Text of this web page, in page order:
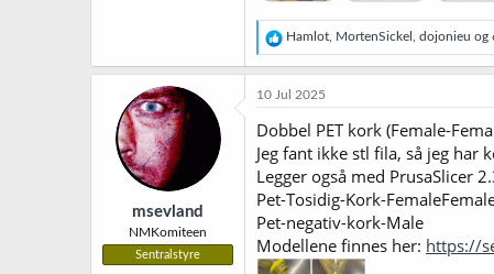
R
e
a
k
o
n
e
r
Hamlot MortenSickel dojonieu og
msevland
NMKomiteen
Sentralstyre
10 Jul 2025
Dobbel PET kork (Female-
Jeg fant ikke stl fila, så jeg har
Legger også med PrusaSlicer
Pet-Tosidig-Kork-
Pet-negativ-kork-Male
Modellene finnes her: https://